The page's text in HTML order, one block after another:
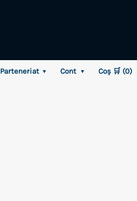
Parteneriat ▼ Cont ▼ Coș 🛒 (0)